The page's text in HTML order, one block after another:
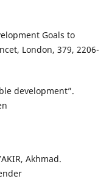
Goals to
London, 379, 2206-
development”.
Akhmad.